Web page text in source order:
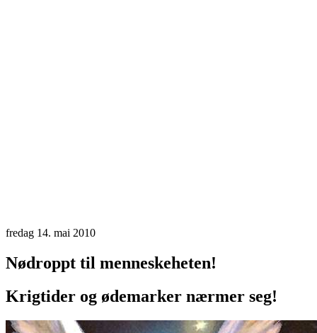
fredag 14. mai 2010
Nødroppt til menneskeheten!
Krigtider og ødemarker nærmer seg!